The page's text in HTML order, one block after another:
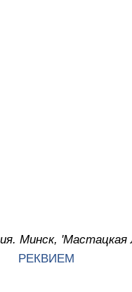
Минск, 'Мастацкая
РЕКВИЕМ